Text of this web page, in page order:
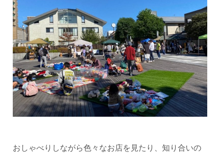
おしゃべりしながら色々なお店を見たり、知り合いの